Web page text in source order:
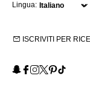
Lingua:
ISCRIVITI PER
Snapchat
Facebook
Instagram
X Pinterest
TikTok